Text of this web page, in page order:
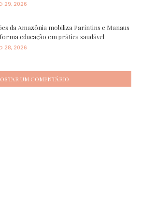
29, 2026
da Amazônia mobiliza Parintins e Manaus
educação em prática saudável
28, 2026
UM COMENTÁRIO